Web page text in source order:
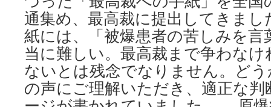
通集め、最高裁に提出してきま
紙には、「被爆患者の苦しみを
当に難しい。最高裁まで争わな
ないとは残念でなりません。ど
の声にご理解いただき、適正な